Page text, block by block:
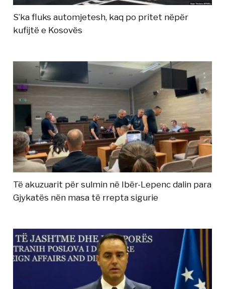
S’ka fluks automjetesh, kaq po pritet nëpër
kufijtë e Kosovës
Të akuzuarit për sulmin në Ibër-Lepenc dalin para
Gjykatës nën masa të rrepta sigurie